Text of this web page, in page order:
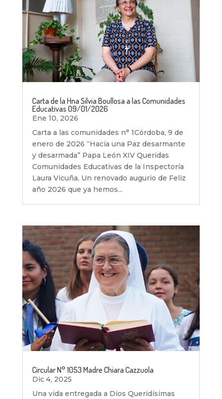
Carta de la Hna Silvia Boullosa a las Comunidades
Educativas 09/01/2026
Ene 10, 2026
Carta a las comunidades n° 1Córdoba, 9 de
enero de 2026 “Hacia una Paz desarmante
y desarmada” Papa León XIV Queridas
Comunidades Educativas de la Inspectoría
Laura Vicuña, Un renovado augurio de Feliz
año 2026 que ya hemos...
Circular N° 1053 Madre Chiara Cazzuola
Dic 4, 2025
Una vida entregada a Dios Queridísimas